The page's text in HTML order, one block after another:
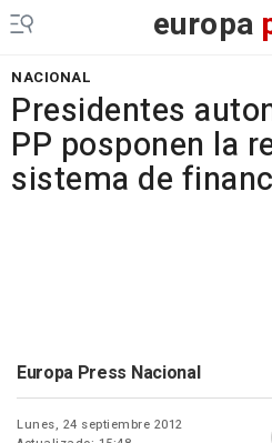
europa
NACIONAL
Presidentes
PP posponen la
sistema de
Europa Press Nacional
Lunes, 24 septiembre 2012